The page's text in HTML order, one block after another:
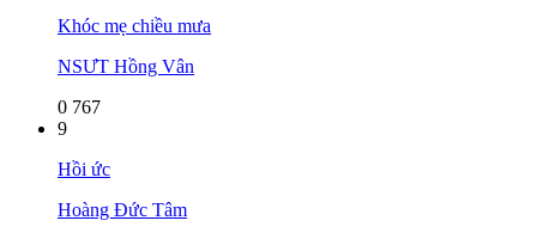
Khóc mẹ chiều mưa
NSƯT Hồng Vân
0 767
9
Hồi ức
Hoàng Đức Tâm